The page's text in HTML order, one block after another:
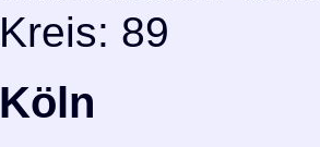
Kreis: 89
Köln